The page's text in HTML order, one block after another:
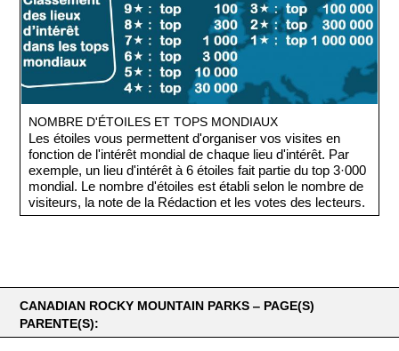
NOMBRE D'ÉTOILES ET TOPS MONDIAUX
Les étoiles vous permettent d'organiser vos visites en
fonction de l'intérêt mondial de chaque lieu d'intérêt. Par
exemple, un lieu d'intérêt à 6 étoiles fait partie du top 3·000
mondial. Le nombre d'étoiles est établi selon le nombre de
visiteurs, la note de la Rédaction et les votes des lecteurs.
CANADIAN ROCKY MOUNTAIN PARKS ‒ PAGE(S)
PARENTE(S):